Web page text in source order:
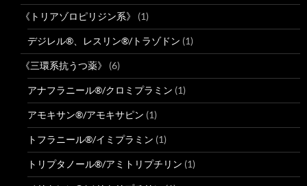
《トリアゾロピリジン系》 (1)
デジレル®、レスリン®/トラゾドン (1)
《三環系抗うつ薬》 (6)
アナフラニール®/クロミプラミン (1)
アモキサン®/アモキサピン (1)
トフラニール®/イミプラミン (1)
トリプタノール®/アミトリプチリン (1)